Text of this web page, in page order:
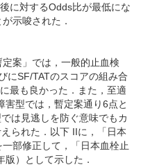
に対するOdds比が最低にな
示唆された．
案」では，一般的止血検
にSF/TATのスコアの組み合
最も良かった．また，至適
害型では，暫定案通り6点と
は見逃しを防ぐ意味でもカ
られた．以下 IIに，「日本
部修正して，「日本血栓止
）として示した．